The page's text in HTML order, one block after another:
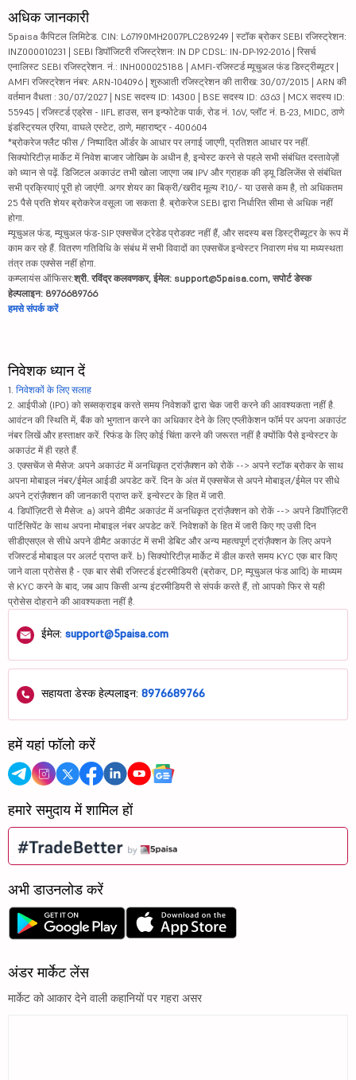
अधिक जानकारी
5paisa कैपिटल लिमिटेड. CIN: L67190MH2007PLC289249 | स्टॉक ब्रोकर SEBI रजिस्ट्रेशन:
INZ000010231 | SEBI डिपॉजिटरी रजिस्ट्रेशन: IN DP CDSL: IN-DP-192-2016 | रिसर्च
एनालिस्ट SEBI रजिस्ट्रेशन. नं.: INH000025188 | AMFI-रजिस्टर्ड म्यूचुअल फंड डिस्ट्रीब्यूटर |
AMFI रजिस्ट्रेशन नंबर: ARN-104096 | शुरुआती रजिस्ट्रेशन की तारीख: 30/07/2015 | ARN की
वर्तमान वैधता : 30/07/2027 | NSE सदस्य ID: 14300 | BSE सदस्य ID: 6363 | MCX सदस्य ID:
55945 | रजिस्टर्ड एड्रेस - IIFL हाउस, सन इन्फोटेक पार्क, रोड नं. 16V, प्लॉट नं. B-23, MIDC, ठाणे
इंडस्ट्रियल एरिया, वाघले एस्टेट, ठाणे, महाराष्ट्र - 400604
*ब्रोकरेज फ्लैट फीस / निष्पादित ऑर्डर के आधार पर लगाई जाएगी, प्रतिशत आधार पर नहीं.
सिक्योरिटीज़ मार्केट में निवेश बाजार जोखिम के अधीन है, इन्वेस्ट करने से पहले सभी संबंधित दस्तावेज़ों
को ध्यान से पढ़ें. डिजिटल अकाउंट तभी खोला जाएगा जब IPV और ग्राहक की ड्यू डिलिजेंस से संबंधित
सभी प्रक्रियाएं पूरी हो जाएंगी. अगर शेयर का बिक्री/खरीद मूल्य ₹10/- या उससे कम है, तो अधिकतम
25 पैसे प्रति शेयर ब्रोकरेज वसूला जा सकता है. ब्रोकरेज SEBI द्वारा निर्धारित सीमा से अधिक नहीं
होगा.
म्यूचुअल फंड, म्यूचुअल फंड-SIP एक्सचेंज ट्रेडेड प्रोडक्ट नहीं हैं, और सदस्य बस डिस्ट्रीब्यूटर के रूप में
काम कर रहे हैं. वितरण गतिविधि के संबंध में सभी विवादों का एक्सचेंज इन्वेस्टर निवारण मंच या मध्यस्थता
तंत्र तक एक्सेस नहीं होगा.
कम्प्लायंस ऑफिसर:श्री. रविंद्र कलवणकर, ईमेल: support@5paisa.com, सपोर्ट डेस्क
हेल्पलाइन: 8976689766
हमसे संपर्क करें
निवेशक ध्यान दें
1. निवेशकों के लिए सलाह
2. आईपीओ (IPO) को सब्सक्राइब करते समय निवेशकों द्वारा चेक जारी करने की आवश्यकता नहीं है.
आवंटन की स्थिति में, बैंक को भुगतान करने का अधिकार देने के लिए एप्लीकेशन फॉर्म पर अपना अकाउंट
नंबर लिखें और हस्ताक्षर करें. रिफंड के लिए कोई चिंता करने की जरूरत नहीं है क्योंकि पैसे इन्वेस्टर के
अकाउंट में ही रहते हैं.
3. एक्सचेंज से मैसेज: अपने अकाउंट में अनधिकृत ट्रांज़ैक्शन को रोकें --> अपने स्टॉक ब्रोकर के साथ
अपना मोबाइल नंबर/ईमेल आईडी अपडेट करें. दिन के अंत में एक्सचेंज से अपने मोबाइल/ईमेल पर सीधे
अपने ट्रांज़ैक्शन की जानकारी प्राप्त करें. इन्वेस्टर के हित में जारी.
4. डिपॉज़िटरी से मैसेज: a) अपने डीमैट अकाउंट में अनधिकृत ट्रांज़ैक्शन को रोकें --> अपने डिपॉज़िटरी
पार्टिसिपेंट के साथ अपना मोबाइल नंबर अपडेट करें. निवेशकों के हित में जारी किए गए उसी दिन
सीडीएसएल से सीधे अपने डीमैट अकाउंट में सभी डेबिट और अन्य महत्वपूर्ण ट्रांज़ैक्शन के लिए अपने
रजिस्टर्ड मोबाइल पर अलर्ट प्राप्त करें. b) सिक्योरिटीज़ मार्केट में डील करते समय KYC एक बार किए
जाने वाला प्रोसेस है - एक बार सेबी रजिस्टर्ड इंटरमीडियरी (ब्रोकर, DP, म्यूचुअल फंड आदि) के माध्यम
से KYC करने के बाद, जब आप किसी अन्य इंटरमीडियरी से संपर्क करते हैं, तो आपको फिर से यही
प्रोसेस दोहराने की आवश्यकता नहीं है.
ईमेल: support@5paisa.com
सहायता डेस्क हेल्पलाइन: 8976689766
हमें यहां फॉलो करें
हमारे समुदाय में शामिल हों
अभी डाउनलोड करें
अंडर मार्केट लेंस
मार्केट को आकार देने वाली कहानियों पर गहरा असर